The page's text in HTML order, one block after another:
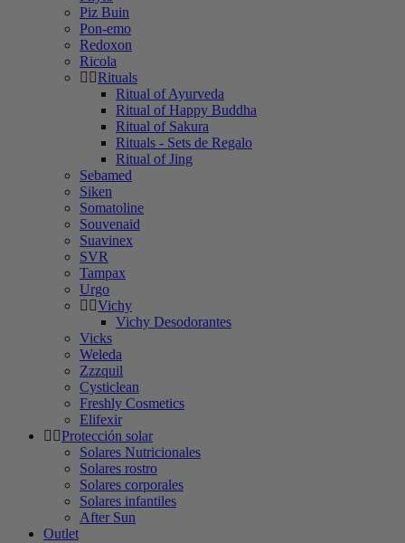
Piz Buin
Pon-emo
Redoxon
Ricola
Rituals
Ritual of Ayurveda
Ritual of Happy Buddha
Ritual of Sakura
Rituals - Sets de Regalo
Ritual of Jing
Sebamed
Siken
Somatoline
Souvenaid
Suavinex
SVR
Tampax
Urgo
Vichy
Vichy Desodorantes
Vicks
Weleda
Zzzquil
Cysticlean
Freshly Cosmetics
Elifexir
Protección solar
Solares Nutricionales
Solares rostro
Solares corporales
Solares infantiles
After Sun
Outlet